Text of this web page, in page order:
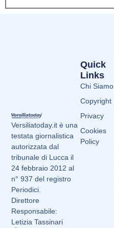
Versiliatoday.it è una
testata giornalistica
autorizzata dal
tribunale di Lucca il
24 febbraio 2012 al
n° 937 del registro
Periodici.
Direttore
Responsabile:
Letizia Tassinari
Quick
Links
Chi Siamo
Copyright
Privacy
Cookies
Policy